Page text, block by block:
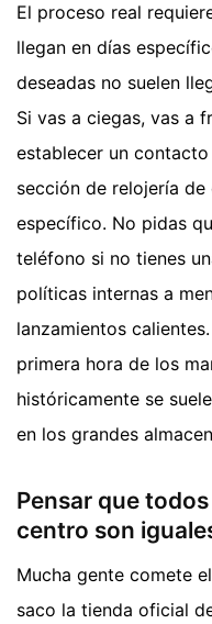
El proceso real
llegan en días
deseadas no suelen
Si vas a ciegas, vas a
establecer un
sección de relojería
específico. No pidas
teléfono si no tienes
políticas internas a
lanzamientos
primera hora de los
históricamente se
en los grandes
Pensar que
centro son
Mucha gente comete
saco la tienda oficial